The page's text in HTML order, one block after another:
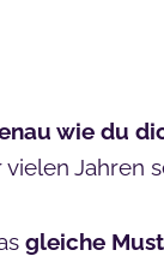
wie du
Jahren
gleiche